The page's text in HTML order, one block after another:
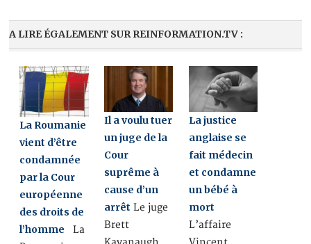
A LIRE ÉGALEMENT SUR REINFORMATION.TV :
La Roumanie
vient d’être
condamnée
par la Cour
européenne
des droits de
l’homme La
Il a voulu tuer
un juge de la
Cour
suprême à
cause d’un
arrêt Le juge
Brett
La justice
anglaise se
fait médecin
et condamne
un bébé à
mort
L’affaire